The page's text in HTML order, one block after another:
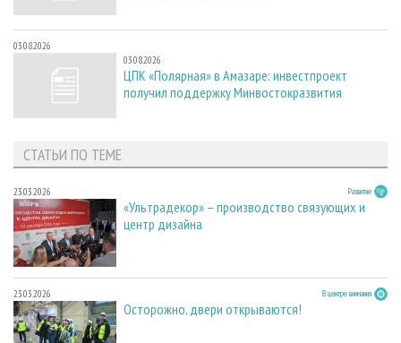
03.08.2026
03.08.2026
ЦПК «Полярная» в Амазаре: инвестпроект
получил поддержку Минвостокразвития
СТАТЬИ ПО ТЕМЕ
23.03.2026 Развитие
«Ультрадекор» – производство связующих и
центр дизайна
23.03.2026 В центре внимания
Осторожно, двери открываются!